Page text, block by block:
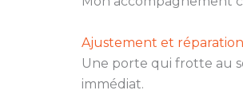
Ajustement et
Une porte qui frotte au
immédiat.